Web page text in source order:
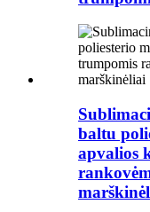
baltu
apvalios